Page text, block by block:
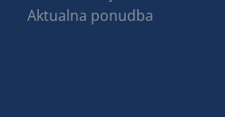
Aktualna ponudba